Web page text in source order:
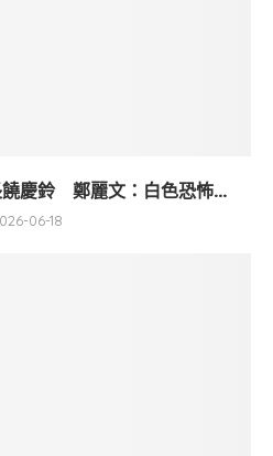
慶鈴 鄭麗文：白色恐怖...
06-18